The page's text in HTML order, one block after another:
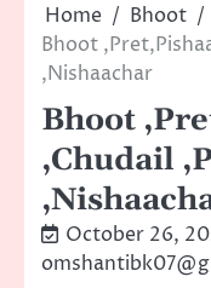
Home
Bhoot
Bhoot
,Nishaachar
Bhoot
,Chudail
October 26,